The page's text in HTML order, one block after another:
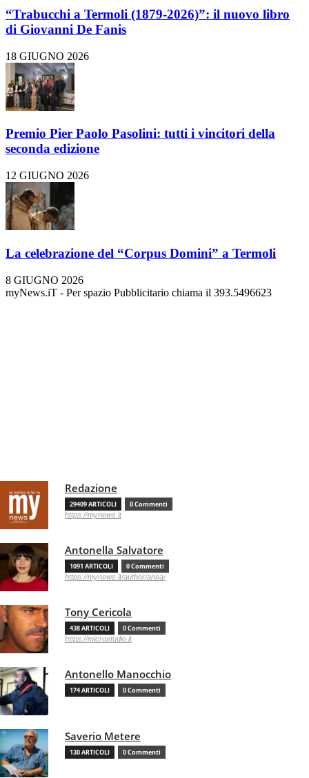
“Trabucchi a Termoli (1879-2026)”: il nuovo libro
di Giovanni De Fanis
18 GIUGNO 2026
Premio Pier Paolo Pasolini: tutti i vincitori della
seconda edizione
12 GIUGNO 2026
La celebrazione del “Corpus Domini” a Termoli
8 GIUGNO 2026
myNews.iT - Per spazio Pubblicitario chiama il 393.5496623
Redazione
29409 ARTICOLI 0 Commenti
https://mynews.it
Antonella Salvatore
1091 ARTICOLI 0 Commenti
https://mynews.it/author/ansa/
Tony Cericola
438 ARTICOLI 0 Commenti
https://microstudio.it
Antonello Manocchio
174 ARTICOLI 0 Commenti
Saverio Metere
130 ARTICOLI 0 Commenti